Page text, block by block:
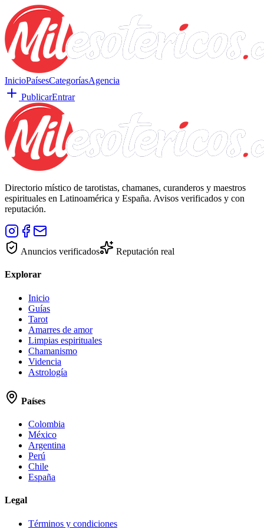
InicioPaísesCategoríasAgencia
PublicarEntrar
Directorio místico de tarotistas, chamanes, curanderos y maestros
espirituales en Latinoamérica y España. Avisos verificados y con
reputación.
Anuncios verificados Reputación real
Explorar
Inicio
Guías
Tarot
Amarres de amor
Limpias espirituales
Chamanismo
Videncia
Astrología
Países
Colombia
México
Argentina
Perú
Chile
España
Legal
Términos y condiciones